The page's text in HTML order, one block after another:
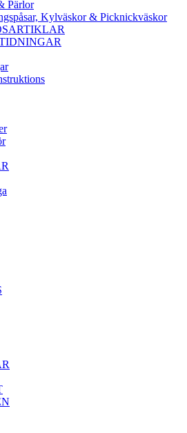
Pärlor
Kylväskor & Picknickväskor